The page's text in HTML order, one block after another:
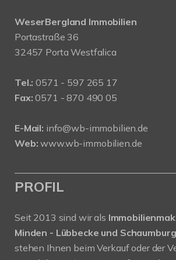
WeserBergland Immobilien
Portastraße 36
32457 Porta Westfalica
Tel.: 0571 - 597 265 17
Fax: 0571 - 870 490 05
E-Mail: info@wb-immobilien.de
Web: www.wb-immobilien.de
PROFIL
Seit 2013 sind wir als
Minden - Lübbecke und
stehen Ihnen beim Verkauf oder der